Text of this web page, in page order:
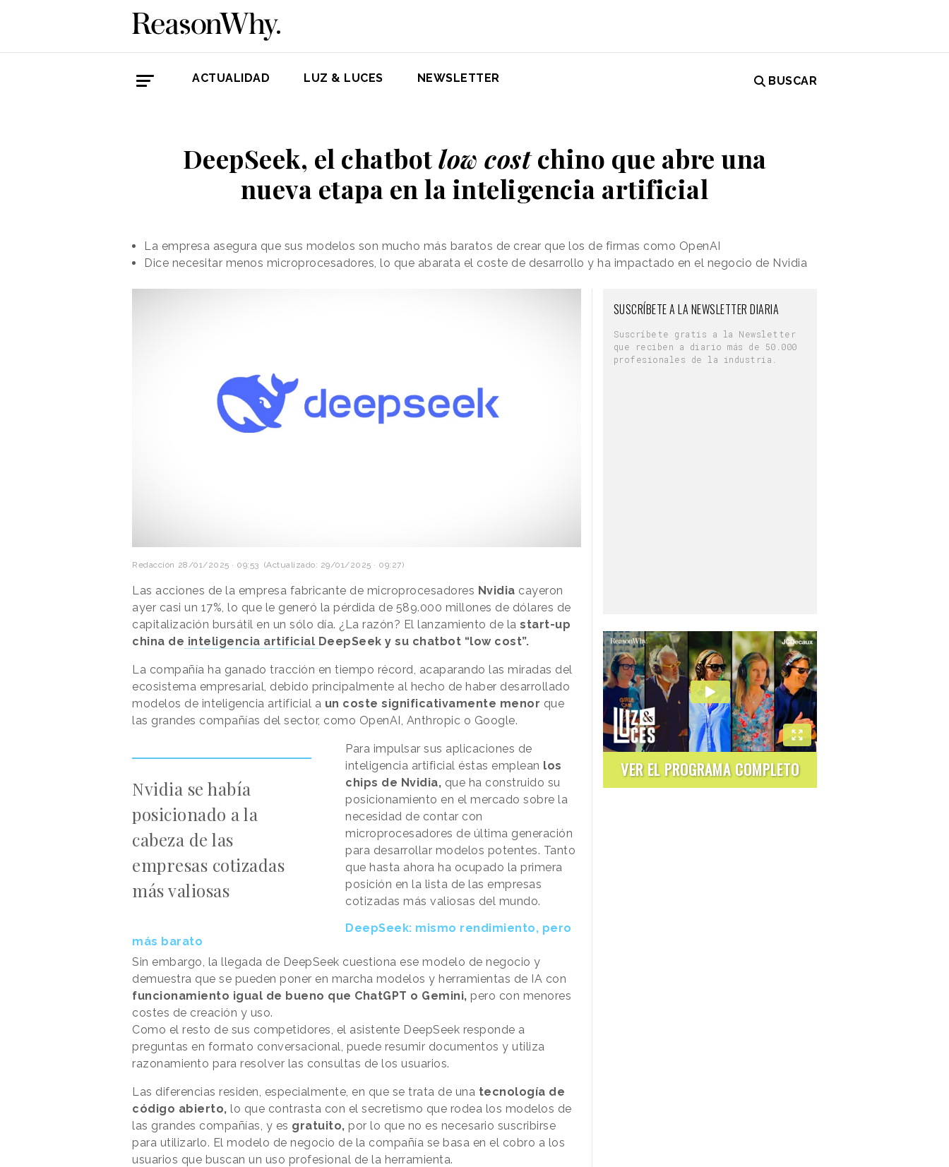
ACTUALIDAD LUZ & LUCES NEWSLETTER BUSCAR
DeepSeek, el chatbotlow costchino que abre una
nueva etapa en la inteligencia artificial
La empresa asegura que sus modelos son mucho más baratos de crear que los de firmas como OpenAI
Dice necesitar menos microprocesadores, lo que abarata el coste de desarrollo y ha impactado en el negocio de Nvidia
Redacción 28/01/2025 · 09:53 (Actualizado: 29/01/2025 · 09:27)
Las acciones de la empresa fabricante de microprocesadores Nvidia cayeron
ayer casi un 17%, lo que le generó la pérdida de 589.000 millones de dólares de
capitalización bursátil en un sólo día. ¿La razón? El lanzamiento de la start-up
china de inteligencia artificial DeepSeek y su chatbot “low cost”.
La compañía ha ganado tracción en tiempo récord, acaparando las miradas del
ecosistema empresarial, debido principalmente al hecho de haber desarrollado
modelos de inteligencia artificial a un coste significativamente menor que
las grandes compañías del sector, como OpenAI, Anthropic o Google.
Nvidia se había
posicionado a la
cabeza de las
empresas cotizadas
más valiosas
Para impulsar sus aplicaciones de
inteligencia artificial éstas emplean los
chips de Nvidia, que ha construido su
posicionamiento en el mercado sobre la
necesidad de contar con
microprocesadores de última generación
para desarrollar modelos potentes. Tanto
que hasta ahora ha ocupado la primera
posición en la lista de las empresas
cotizadas más valiosas del mundo.
DeepSeek: mismo rendimiento, pero
más barato
Sin embargo, la llegada de DeepSeek cuestiona ese modelo de negocio y
demuestra que se pueden poner en marcha modelos y herramientas de IA con
funcionamiento igual de bueno que ChatGPT o Gemini, pero con menores
costes de creación y uso.
Como el resto de sus competidores, el asistente DeepSeek responde a
preguntas en formato conversacional, puede resumir documentos y utiliza
razonamiento para resolver las consultas de los usuarios.
Las diferencias residen, especialmente, en que se trata de una tecnología de
código abierto, lo que contrasta con el secretismo que rodea los modelos de
las grandes compañías, y es gratuito, por lo que no es necesario suscribirse
para utilizarlo. El modelo de negocio de la compañía se basa en el cobro a los
usuarios que buscan un uso profesional de la herramienta.
SUSCRÍBETE A LA NEWSLETTER DIARIA
Suscríbete gratis a la Newsletter
que reciben a diario más de 50.000
profesionales de la industria.
VER EL PROGRAMA COMPLETO